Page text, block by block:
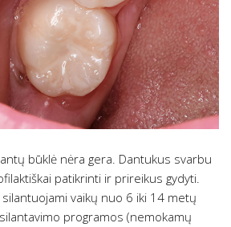
būklė nėra gera. Dantukus svarbu
patikrinti ir prireikus gydyti.
vaikų nuo 6 iki 14 metų
programos (nemokamų